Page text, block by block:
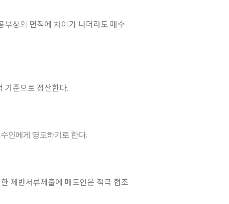
부상의 면적에 차이가 나더라도 매수
기준으로 정산한다.
인에게 명도하기로 한다.
제반서류제출에 매도인은 적극 협조